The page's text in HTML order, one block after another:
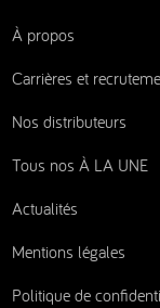
À propos
Carrières et
Nos distributeurs
Tous nos À LA UNE
Actualités
Mentions légales
Politique de